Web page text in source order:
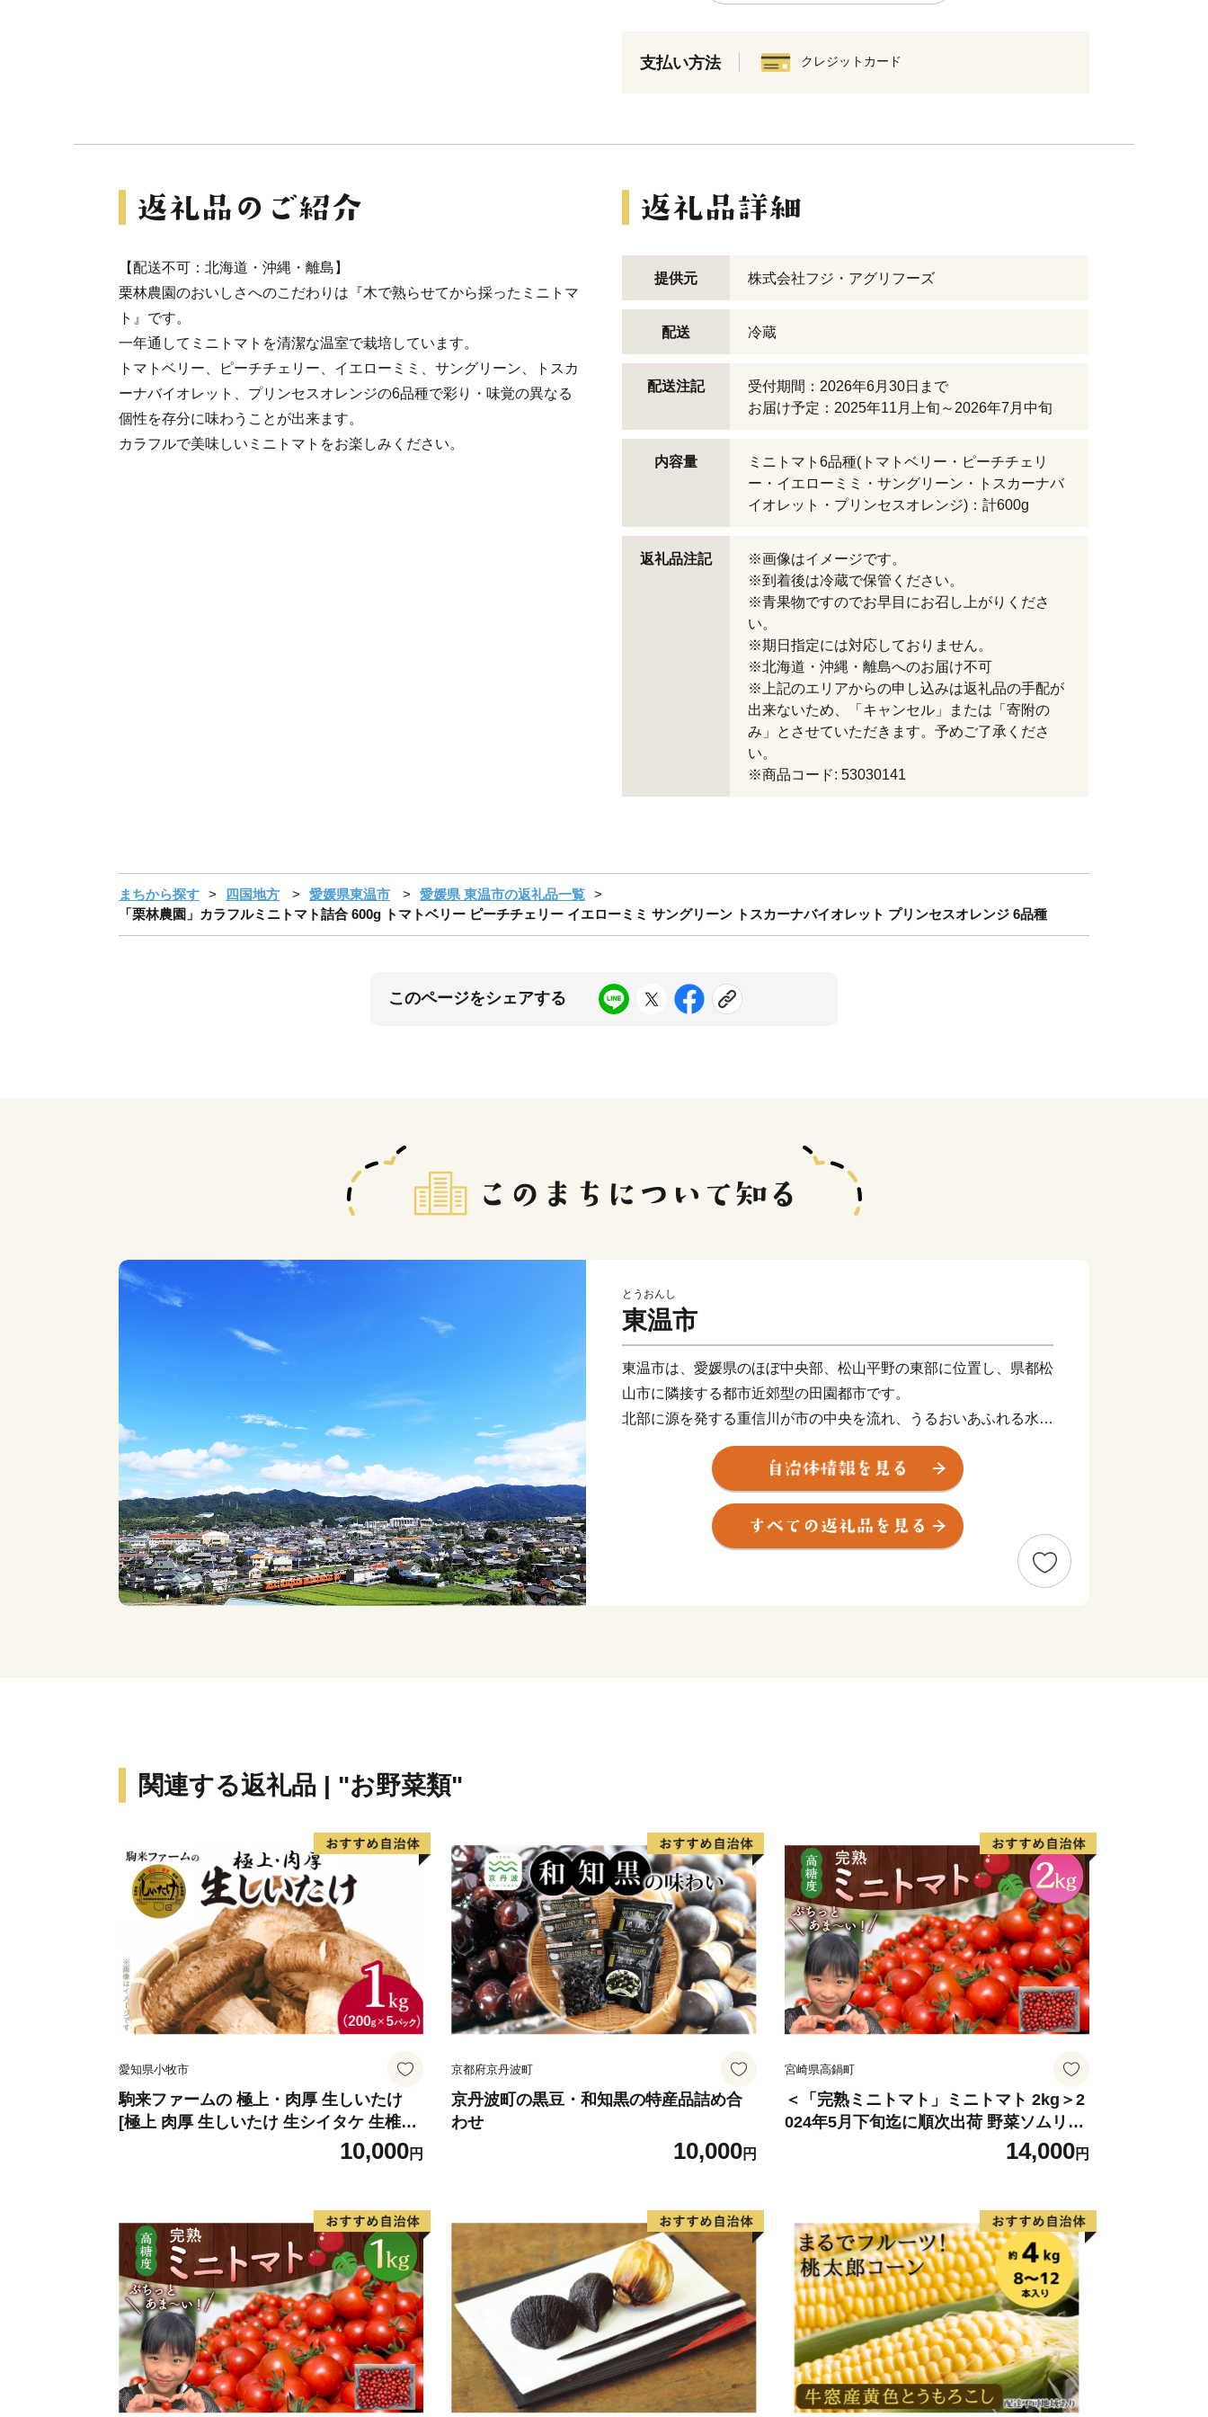
支払い方法 クレジットカード
【配送不可：北海道・沖縄・離島】
栗林農園のおいしさへのこだわりは『木で熟らせてから採ったミニトマ
ト』です。
一年通してミニトマトを清潔な温室で栽培しています。
トマトベリー、ピーチチェリー、イエローミミ、サングリーン、トスカ
ーナバイオレット、プリンセスオレンジの6品種で彩り・味覚の異なる
個性を存分に味わうことが出来ます。
カラフルで美味しいミニトマトをお楽しみください。
提供元 株式会社フジ・アグリフーズ
配送 冷蔵
配送注記
受付期間：2026年6月30日まで
お届け予定：2025年11月上旬～2026年7月中旬
内容量
ミニトマト6品種(トマトベリー・ピーチチェリ
ー・イエローミミ・サングリーン・トスカーナバ
イオレット・プリンセスオレンジ)：計600g
返礼品注記
※画像はイメージです。
※到着後は冷蔵で保管ください。
※青果物ですのでお早目にお召し上がりくださ
い。
※期日指定には対応しておりません。
※北海道・沖縄・離島へのお届け不可
※上記のエリアからの申し込みは返礼品の手配が
出来ないため、「キャンセル」または「寄附の
み」とさせていただきます。予めご了承くださ
い。
※商品コード: 53030141
まちから探す 四国地方 愛媛県東温市
愛媛県 東温市の返礼品一覧
「栗林農園」カラフルミニトマト詰合 600g トマトベリー ピーチチェリー イエローミミ サングリーン トスカーナバイオレット プリンセスオレンジ 6品種
このページをシェアする
とうおんし
東温市
東温市は、愛媛県のほぼ中央部、松山平野の東部に位置し、県都松
山市に隣接する都市近郊型の田園都市です。
北部に源を発する重信川が市の中央を流れ、うるおいあふれる水辺
空間に恵まれるとともに、南部の皿ヶ嶺連峰県立自然公園は、東部
の霊峰石鎚山系と連なり、棚田や渓谷を有する里山が自然美を形成
しています。また、常設のミュージカル劇場ではプロのミュージカ
ル俳優の演劇が１年中行われていたり、地域では秋祭り行事などの
無形民俗文化財が、住民の手で現在も数多く保存されているなど、
芸術・文化・歴史が息づくアートのまちとしても近年注目されてお
関連する返礼品 | "お野菜類"
愛知県小牧市
駒来ファームの 極上・肉厚 生しいたけ
[極上 肉厚 生しいたけ 生シイタケ 生椎茸
安心 安全 国産 採れたて 新鮮 きのこ 野
10,000円
京都府京丹波町
京丹波町の黒豆・和知黒の特産品詰め合
わせ
10,000円
宮崎県高鍋町
＜「完熟ミニトマト」ミニトマト 2kg＞2
024年5月下旬迄に順次出荷 野菜ソムリエ
サミット アルル・リリカ共に銀賞受
賞！！(2023年11月開催)1回食べてみらん
14,000円